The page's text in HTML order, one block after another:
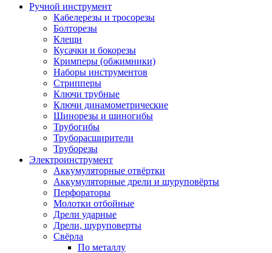
Ручной инструмент
Кабелерезы и тросорезы
Болторезы
Клещи
Кусачки и бокорезы
Кримперы (обжимники)
Наборы инструментов
Стрипперы
Ключи трубные
Ключи динамометрические
Шинорезы и шиногибы
Трубогибы
Труборасширители
Труборезы
Электроинструмент
Аккумуляторные отвёртки
Аккумуляторные дрели и шуруповёрты
Перфораторы
Молотки отбойные
Дрели ударные
Дрели, шуруповерты
Свёрла
По металлу